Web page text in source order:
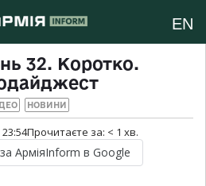
EN
32. Коротко.
НОВИНИ
Прочитаєте за: < 1 хв.
АрміяInform в Google